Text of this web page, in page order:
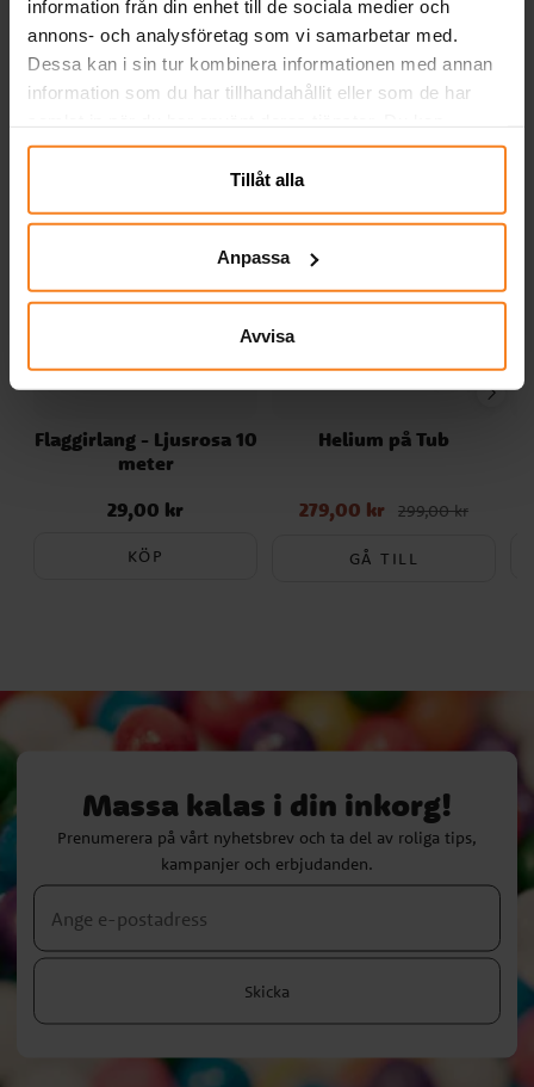
information från din enhet till de sociala medier och
annons- och analysföretag som vi samarbetar med.
Dessa kan i sin tur kombinera informationen med annan
information som du har tillhandahållit eller som de har
närsomhelst ändra ditt samtycke.
Tillåt alla
Anpassa
Avvisa
KÖP KÖP
Flaggirlang - Ljusrosa 10
meter
Pris:29,00 kr
29,00 kr
KÖP
Helium på Tub
Nuvarande pris:
279,00 kr Tidigare pris
279,00 kr 299,00 kr
GÅ TILL
Massa kalas i din inkorg!
Prenumerera på vårt nyhetsbrev och ta del av roliga tips,
kampanjer och erbjudanden.
Skicka